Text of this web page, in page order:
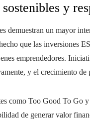
y
demuestran un mayor
que las inversiones
emprendedores.
y el crecimiento
como Too Good To Go
de generar valor